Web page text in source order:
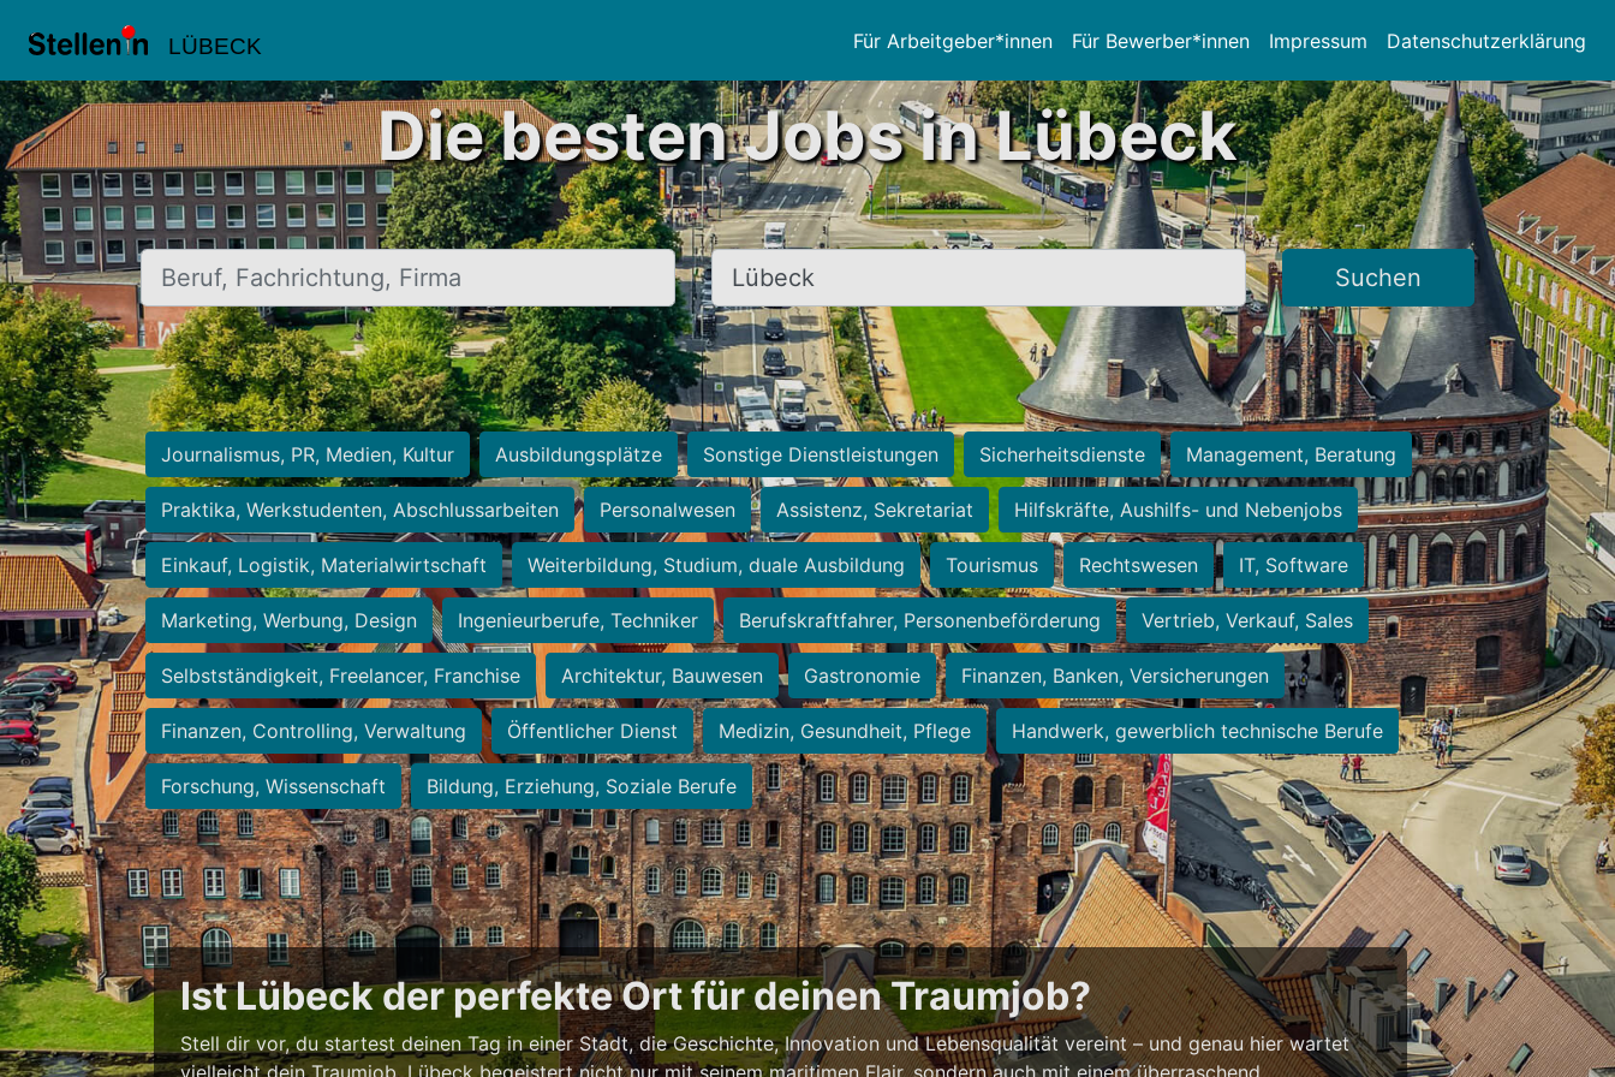
LÜBECK Für Arbeitgeber*innen Für Bewerber*innen Impressum Datenschutzerklärung
Die besten Jobs in Lübeck
Beruf, Fachrichtung, Firma Ort, Stadt Suchen
Journalismus, PR, Medien, Kultur Ausbildungsplätze Sonstige Dienstleistungen Sicherheitsdienste Management, Beratung
Praktika, Werkstudenten, Abschlussarbeiten Personalwesen Assistenz, Sekretariat Hilfskräfte, Aushilfs- und Nebenjobs
Einkauf, Logistik, Materialwirtschaft Weiterbildung, Studium, duale Ausbildung Tourismus Rechtswesen IT, Software
Marketing, Werbung, Design Ingenieurberufe, Techniker Berufskraftfahrer, Personenbeförderung Vertrieb, Verkauf, Sales
Selbstständigkeit, Freelancer, Franchise Architektur, Bauwesen Gastronomie Finanzen, Banken, Versicherungen
Finanzen, Controlling, Verwaltung Öffentlicher Dienst Medizin, Gesundheit, Pflege Handwerk, gewerblich technische Berufe
Forschung, Wissenschaft Bildung, Erziehung, Soziale Berufe
Ist Lübeck der perfekte Ort für deinen Traumjob?
Stell dir vor, du startest deinen Tag in einer Stadt, die Geschichte, Innovation und Lebensqualität vereint – und genau hier wartet